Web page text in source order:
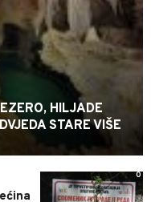
HILJADE
STARE VIŠE
0